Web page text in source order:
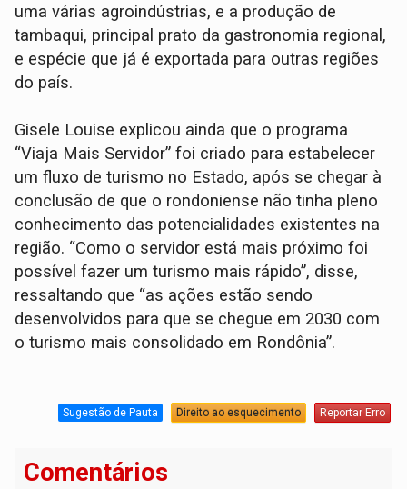
uma várias agroindústrias, e a produção de
tambaqui, principal prato da gastronomia regional,
e espécie que já é exportada para outras regiões
do país.
Gisele Louise explicou ainda que o programa
“Viaja Mais Servidor” foi criado para estabelecer
um fluxo de turismo no Estado, após se chegar à
conclusão de que o rondoniense não tinha pleno
conhecimento das potencialidades existentes na
região. “Como o servidor está mais próximo foi
possível fazer um turismo mais rápido”, disse,
ressaltando que “as ações estão sendo
desenvolvidos para que se chegue em 2030 com
o turismo mais consolidado em Rondônia”.
Sugestão de Pauta Direito ao esquecimento Reportar Erro
Comentários